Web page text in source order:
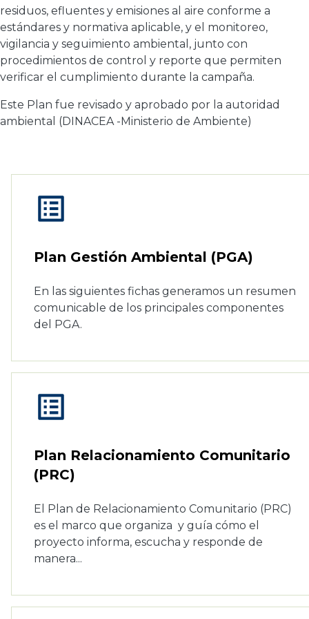
residuos, efluentes y emisiones al aire conforme a
estándares y normativa aplicable, y el monitoreo,
vigilancia y seguimiento ambiental, junto con
procedimientos de control y reporte que permiten
verificar el cumplimiento durante la campaña.
Este Plan fue revisado y aprobado por la autoridad
ambiental (DINACEA -Ministerio de Ambiente)
list_alt
Plan Gestión Ambiental (PGA)
En las siguientes fichas generamos un resumen
comunicable de los principales componentes
del PGA.
list_alt
Plan Relacionamiento Comunitario
(PRC)
El Plan de Relacionamiento Comunitario (PRC)
es el marco que organiza y guía cómo el
proyecto informa, escucha y responde de
manera...